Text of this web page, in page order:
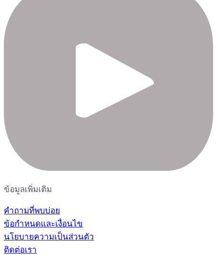
ข้อมูลเพิ่มเติม
คำถามที่พบบ่อย
ข้อกำหนดและเงื่อนไข
นโยบายความเป็นส่วนตัว
ติดต่อเรา